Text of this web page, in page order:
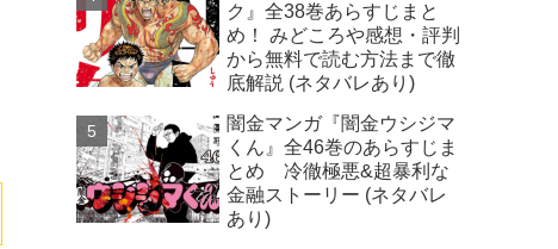
ク』全38巻あらすじまと
め！ みどころや感想・評判
から無料で読む方法まで徹
底解説 (ネタバレあり)
闇金マンガ『闇金ウシジマ
くん』全46巻のあらすじま
とめ 冷徹極悪&超暴利な
金融ストーリー (ネタバレ
あり)